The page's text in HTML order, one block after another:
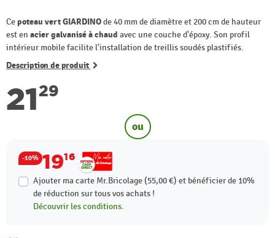
Cepoteau vert GIARDINOde 40 mm de diamètre et 200 cm de hauteur
est en acier galvanisé à chaud avec une couche d'époxy. Son profil
intérieur mobile facilite l'installation de treillis soudés plastifiés.
Description de produit
2129
ou
-10% 1916
Ajouter ma carte Mr.Bricolage (55,00 €) et bénéficier de 10%
de réduction sur tous vos achats !
Découvrir les conditions.